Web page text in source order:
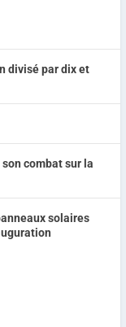
divisé par dix et
combat sur la
solaires